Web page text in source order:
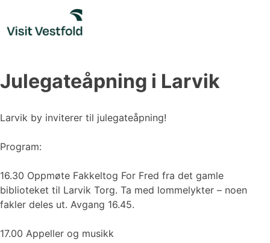
content
Julegateåpning i Larvik
Larvik by inviterer til julegateåpning!
Program:
16.30 Oppmøte Fakkeltog For Fred fra det gamle
biblioteket til Larvik Torg. Ta med lommelykter – noen
fakler deles ut. Avgang 16.45.
17.00 Appeller og musikk